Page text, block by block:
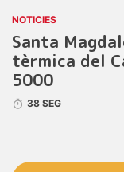
NOTICIES
Santa
tèrmica del
5000
38 SEG